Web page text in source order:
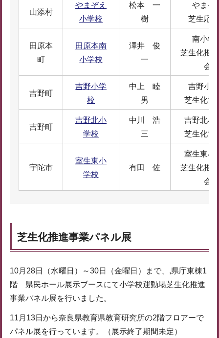
山添村
やまぞえ
小学校
松本 一
樹
やまぞ
芝生応
田原本
町
田原本南
小学校
澤井 俊
一
南小学
芝生化推
会
吉野町
吉野小学
校
中上 睦
男
吉野小
芝生化協
吉野町
吉野北小
学校
中川 浩
三
吉野北小
芝生化協
宇陀市
室生東小
学校
有田 佐
室生東小
芝生化推
会
芝生化推進事業パネル展
10月28日（水曜日）～30日（金曜日）まで、,県庁東棟1
階 県民ホール展示ブースにて小学校運動場芝生化推進
事業パネル展を行いました。
11月13日から奈良県教育県教育研究所の2階フロアーで
パネル展を行っています。（展示終了期間未定）